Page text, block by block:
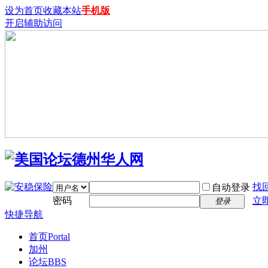
设为首页收藏本站手机版
开启辅助访问
自动登录 找
密码
登录
立
快捷导航
首页Portal
加州
论坛BBS